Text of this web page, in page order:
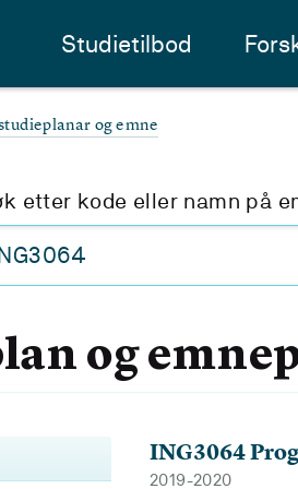
Studietilbod
og emne
etter kode eller namn på
og
ING3064
2019-2020